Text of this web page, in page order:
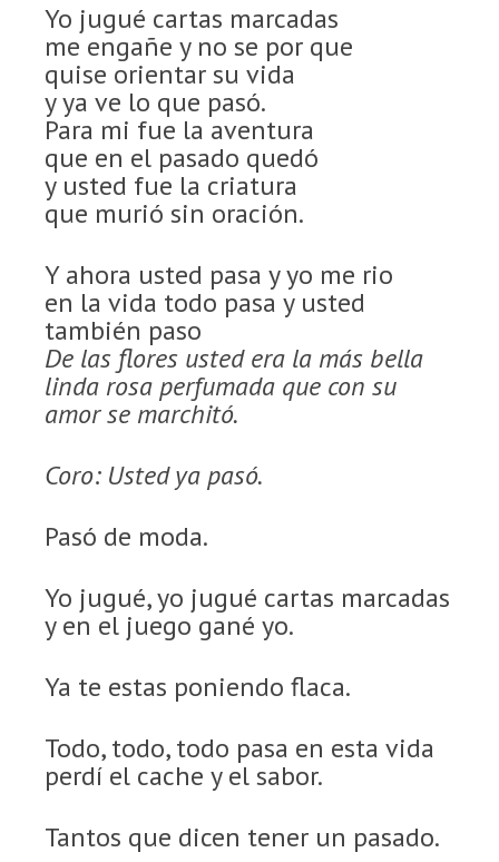
Yo jugué cartas marcadas
me engañe y no se por que
quise orientar su vida
y ya ve lo que pasó.
Para mi fue la aventura
que en el pasado quedó
y usted fue la criatura
que murió sin oración.
Y ahora usted pasa y yo me rio
en la vida todo pasa y usted
también paso
De las flores usted era la más bella
linda rosa perfumada que con su
amor se marchitó.
Coro: Usted ya pasó.
Pasó de moda.
Yo jugué, yo jugué cartas marcadas
y en el juego gané yo.
Ya te estas poniendo flaca.
Todo, todo, todo pasa en esta vida
perdí el cache y el sabor.
Tantos que dicen tener un pasado.